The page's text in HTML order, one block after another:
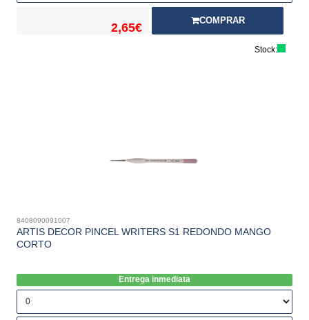
2,65€
COMPRAR
Stock:
8408090091007
ARTIS DECOR PINCEL WRITERS S1 REDONDO MANGO
CORTO
Entrega inmediata